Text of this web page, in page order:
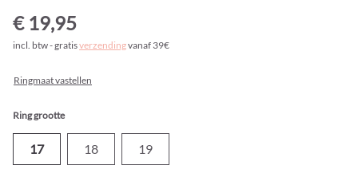
€ 19,95
incl. btw - gratisverzendingvanaf 39€
Ringmaat vastellen
Ring grootte
17 18 19